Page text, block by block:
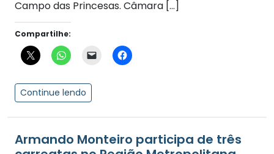
Campo das Princesas. Câmara […]
Compartilhe:
Continue lendo
Armando Monteiro participa de três